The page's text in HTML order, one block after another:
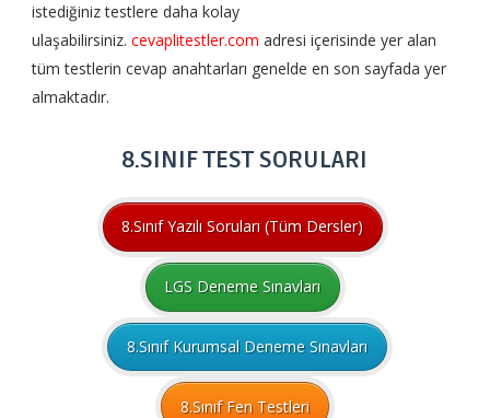
istediğiniz testlere daha kolay
ulaşabilirsiniz. cevaplitestler.com adresi içerisinde yer alan
tüm testlerin cevap anahtarları genelde en son sayfada yer
almaktadır.
8.SINIF TEST SORULARI
8.Sınıf Yazılı Soruları (Tüm Dersler)
LGS Deneme Sınavları
8.Sınıf Kurumsal Deneme Sınavları
8.Sınıf Fen Testleri